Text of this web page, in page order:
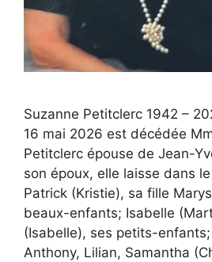
Suzanne Petitclerc 1942 –
16 mai 2026 est décédée
Petitclerc épouse de Jean-
son époux, elle laisse dans
Patrick (Kristie), sa fille
beaux-enfants; Isabelle
(Isabelle), ses petits-
Anthony, Lilian, Samantha